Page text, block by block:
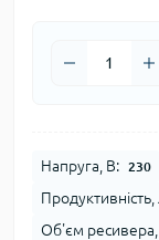
Напруга, В: 230
Об'єм